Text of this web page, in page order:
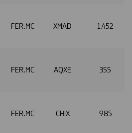
FER.MC XMAD 1.452
FER.MC AQXE 355
FER.MC CHIX 985